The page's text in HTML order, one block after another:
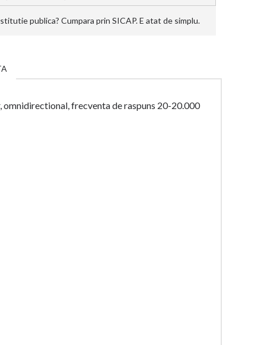
publica? Cumpara prin SICAP. E atat de simplu.
frecventa de raspuns 20-20.000